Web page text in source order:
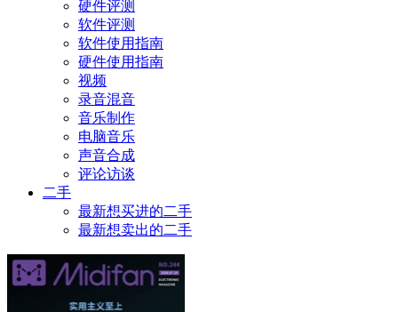
硬件评测
软件评测
软件使用指南
硬件使用指南
视频
录音混音
音乐制作
电脑音乐
声音合成
评论访谈
二手
最新想买进的二手
最新想卖出的二手